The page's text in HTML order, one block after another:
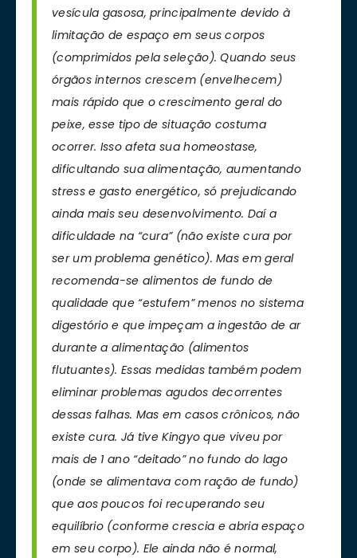
vesícula gasosa, principalmente devido à
limitação de espaço em seus corpos
(comprimidos pela seleção). Quando seus
órgãos internos crescem (envelhecem)
mais rápido que o crescimento geral do
peixe, esse tipo de situação costuma
ocorrer. Isso afeta sua homeostase,
dificultando sua alimentação, aumentando
stress e gasto energético, só prejudicando
ainda mais seu desenvolvimento. Daí a
dificuldade na “cura” (não existe cura por
ser um problema genético). Mas em geral
recomenda-se alimentos de fundo de
qualidade que “estufem” menos no sistema
digestório e que impeçam a ingestão de ar
durante a alimentação (alimentos
flutuantes). Essas medidas também podem
eliminar problemas agudos decorrentes
dessas falhas. Mas em casos crônicos, não
existe cura. Já tive Kingyo que viveu por
mais de 1 ano “deitado” no fundo do lago
(onde se alimentava com ração de fundo)
que aos poucos foi recuperando seu
equilíbrio (conforme crescia e abria espaço
em seu corpo). Ele ainda não é normal,